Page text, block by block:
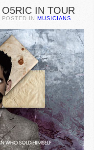
IN TOUR
. POSTED IN MUSICIANS